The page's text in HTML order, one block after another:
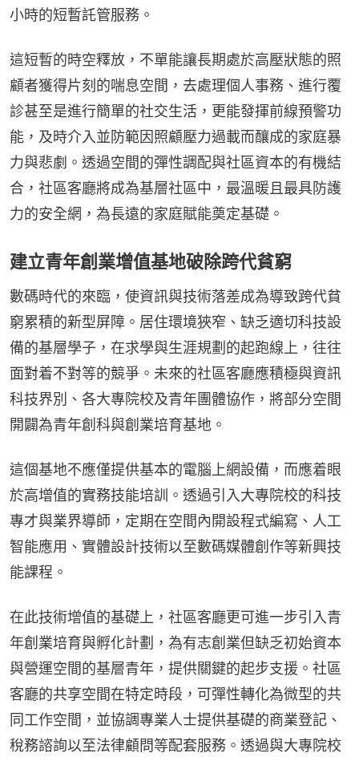
小時的短暫託管服務。
這短暫的時空釋放，不單能讓長期處於高壓狀態的照
顧者獲得片刻的喘息空間，去處理個人事務、進行覆
診甚至是進行簡單的社交生活，更能發揮前線預警功
能，及時介入並防範因照顧壓力過載而釀成的家庭暴
力與悲劇。透過空間的彈性調配與社區資本的有機結
合，社區客廳將成為基層社區中，最溫暖且最具防護
力的安全網，為長遠的家庭賦能奠定基礎。
建立青年創業增值基地破除跨代貧窮
數碼時代的來臨，使資訊與技術落差成為導致跨代貧
窮累積的新型屏障。居住環境狹窄、缺乏適切科技設
備的基層學子，在求學與生涯規劃的起跑線上，往往
面對着不對等的競爭。未來的社區客廳應積極與資訊
科技界別、各大專院校及青年團體協作，將部分空間
開闢為青年創科與創業培育基地。
這個基地不應僅提供基本的電腦上網設備，而應着眼
於高增值的實務技能培訓。透過引入大專院校的科技
專才與業界導師，定期在空間內開設程式編寫、人工
智能應用、實體設計技術以至數碼媒體創作等新興技
能課程。
在此技術增值的基礎上，社區客廳更可進一步引入青
年創業培育與孵化計劃，為有志創業但缺乏初始資本
與營運空間的基層青年，提供關鍵的起步支援。社區
客廳的共享空間在特定時段，可彈性轉化為微型的共
同工作空間，並協調專業人士提供基礎的商業登記、
稅務諮詢以至法律顧問等配套服務。透過與大專院校